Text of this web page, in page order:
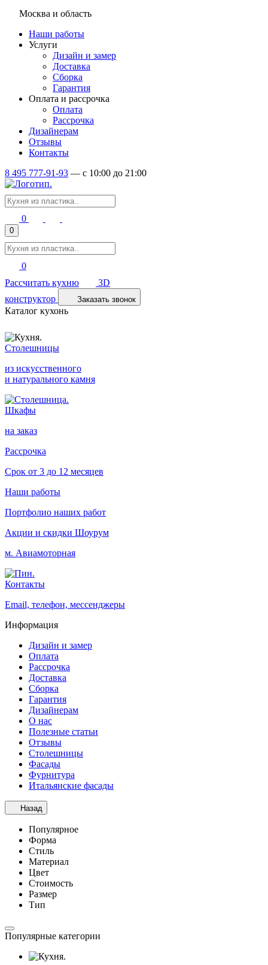
Москва и область
Наши работы
Услуги
Дизайн и замер
Доставка
Сборка
Гарантия
Оплата и рассрочка
Оплата
Рассрочка
Дизайнерам
Отзывы
Контакты
8 495 777-91-93 — c 10:00 до 21:00
0
0
0
Рассчитать кухню
3D
конструктор
Заказать звонок
Каталог кухонь
Столешницы
из искусственного
и натурального камня
Шкафы
на заказ
Рассрочка
Срок от 3 до 12 месяцев
Наши работы
Портфолио наших работ
Акции и скидки Шоурум
м. Авиамоторная
Контакты
Email, телефон, мессенджеры
Информация
Дизайн и замер
Оплата
Рассрочка
Доставка
Сборка
Гарантия
Дизайнерам
О нас
Полезные статьи
Отзывы
Столешницы
Фасады
Фурнитура
Итальянские фасады
Назад
Популярное
Форма
Стиль
Материал
Цвет
Стоимость
Размер
Тип
Популярные категории